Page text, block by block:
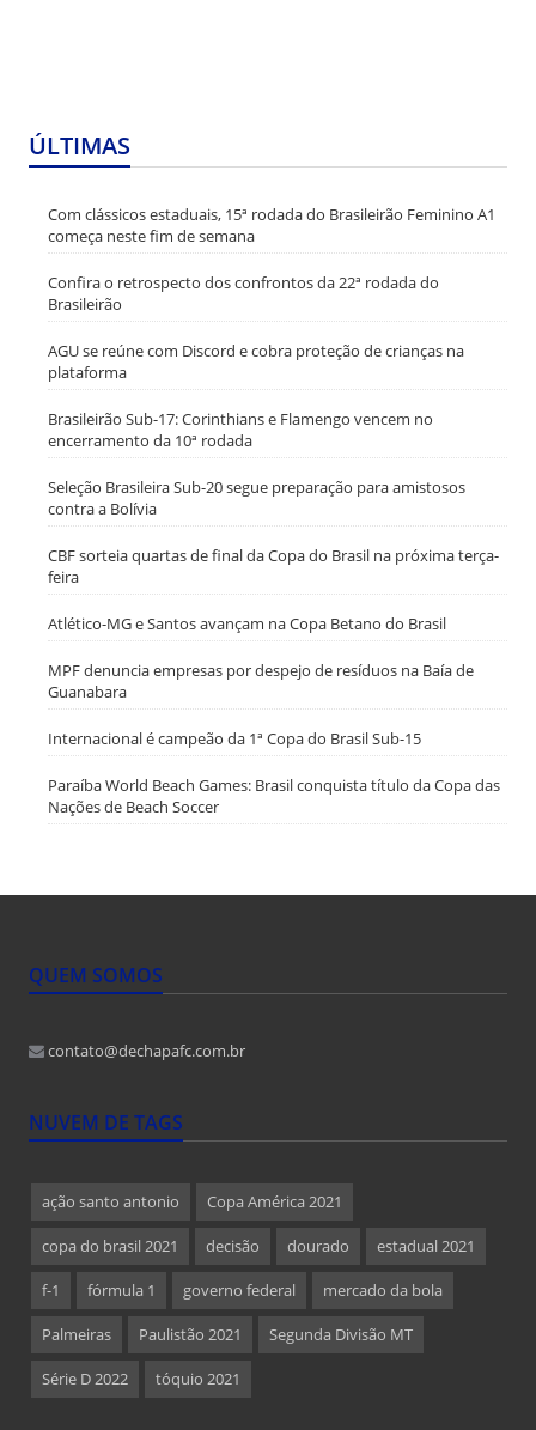
ÚLTIMAS
Com clássicos estaduais, 15ª rodada do Brasileirão Feminino A1
começa neste fim de semana
Confira o retrospecto dos confrontos da 22ª rodada do
Brasileirão
AGU se reúne com Discord e cobra proteção de crianças na
plataforma
Brasileirão Sub-17: Corinthians e Flamengo vencem no
encerramento da 10ª rodada
Seleção Brasileira Sub-20 segue preparação para amistosos
contra a Bolívia
CBF sorteia quartas de final da Copa do Brasil na próxima terça-
feira
Atlético-MG e Santos avançam na Copa Betano do Brasil
MPF denuncia empresas por despejo de resíduos na Baía de
Guanabara
Internacional é campeão da 1ª Copa do Brasil Sub-15
Paraíba World Beach Games: Brasil conquista título da Copa das
Nações de Beach Soccer
QUEM SOMOS
contato@dechapafc.com.br
NUVEM DE TAGS
ação santo antonio Copa América 2021
copa do brasil 2021 decisão dourado estadual 2021
f-1 fórmula 1 governo federal mercado da bola
Palmeiras Paulistão 2021 Segunda Divisão MT
Série D 2022 tóquio 2021